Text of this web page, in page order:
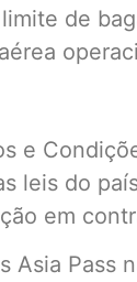
de
e
leis do
em
Asia Pass